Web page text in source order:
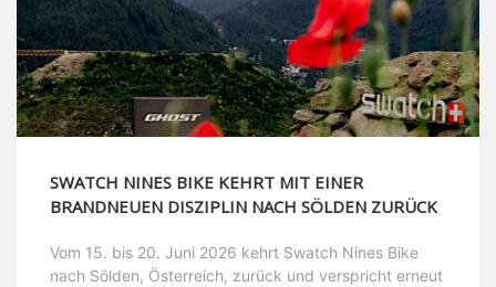
SWATCH NINES BIKE KEHRT MIT EINER
BRANDNEUEN DISZIPLIN NACH SÖLDEN ZURÜCK
Vom 15. bis 20. Juni 2026 kehrt Swatch Nines Bike
nach Sölden, Österreich, zurück und verspricht erneut